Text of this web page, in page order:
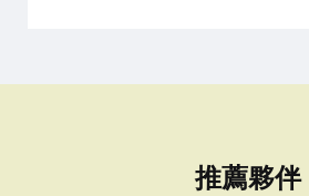
推薦夥伴